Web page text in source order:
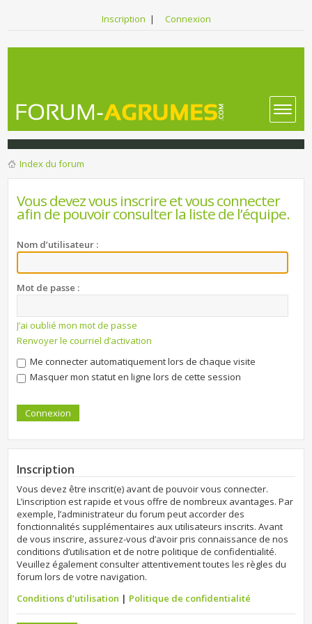
Inscription | Connexion
Index du forum
Vous devez vous inscrire et vous connecter
afin de pouvoir consulter la liste de l’équipe.
Nom d’utilisateur :
Mot de passe :
J’ai oublié mon mot de passe
Renvoyer le courriel d’activation
Me connecter automatiquement lors de chaque visite
Masquer mon statut en ligne lors de cette session
Inscription
Vous devez être inscrit(e) avant de pouvoir vous connecter.
L’inscription est rapide et vous offre de nombreux avantages. Par
exemple, l’administrateur du forum peut accorder des
fonctionnalités supplémentaires aux utilisateurs inscrits. Avant
de vous inscrire, assurez-vous d’avoir pris connaissance de nos
conditions d’utilisation et de notre politique de confidentialité.
Veuillez également consulter attentivement toutes les règles du
forum lors de votre navigation.
Conditions d’utilisation | Politique de confidentialité